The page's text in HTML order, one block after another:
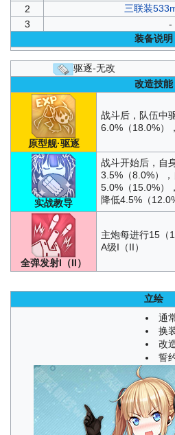
2
三联装
3
-
装备说明
驱逐-无改
改造技能
原型舰·驱逐
战斗后，队伍中
6.0%（18.0%）
实战教导
战斗开始后，自
3.5%（8.0%）
5.0%（15.0%）
降低4.5%（
全弹发射I（II）
主炮每进行15（
A级I（II）
立绘
通
换
改
誓